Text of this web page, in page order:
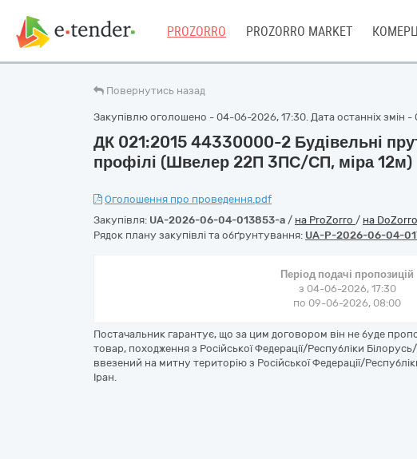
PROZORRO PROZORRO MARKET
Повернутись назад
Закупівлю оголошено - 04-06-2026, 17:30. Дата останніх змін
ДК 021:2015 44330000-2 Будівельні
профілі (Швелер 22П 3ПС/СП, міра 12м)
Оголошення про проведення.pdf
Закупівля: UA-2026-06-04-013853-a / на ProZorro / на DoZorro
Рядок плану закупівлі та обґрунтування: UA-P-2026-06-04-
Період подачі пропозицій
з 04-06-2026, 17:30
по 09-06-2026, 08:00
Постачальник гарантує, що за цим договором він не буде
товар, походження з Російської Федерації/Республіки
ввезений на митну територію з Російської Федерації/
Іран.